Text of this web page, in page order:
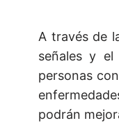
A través de
señales y
personas
podrán